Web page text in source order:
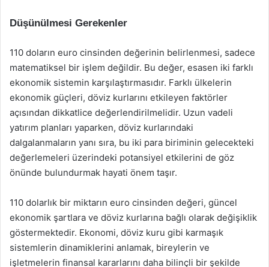
Düşünülmesi Gerekenler
110 doların euro cinsinden değerinin belirlenmesi, sadece
matematiksel bir işlem değildir. Bu değer, esasen iki farklı
ekonomik sistemin karşılaştırmasıdır. Farklı ülkelerin
ekonomik güçleri, döviz kurlarını etkileyen faktörler
açısından dikkatlice değerlendirilmelidir. Uzun vadeli
yatırım planları yaparken, döviz kurlarındaki
dalgalanmaların yanı sıra, bu iki para biriminin gelecekteki
değerlemeleri üzerindeki potansiyel etkilerini de göz
önünde bulundurmak hayati önem taşır.
110 dolarlık bir miktarın euro cinsinden değeri, güncel
ekonomik şartlara ve döviz kurlarına bağlı olarak değişiklik
göstermektedir. Ekonomi, döviz kuru gibi karmaşık
sistemlerin dinamiklerini anlamak, bireylerin ve
işletmelerin finansal kararlarını daha bilinçli bir şekilde